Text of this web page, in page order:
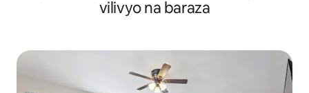
vilivyo na baraza